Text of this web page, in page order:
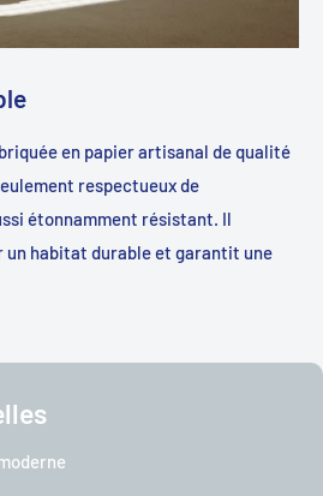
en papier artisanal de qualité
respectueux de
étonnamment résistant. Il
habitat durable et garantit une